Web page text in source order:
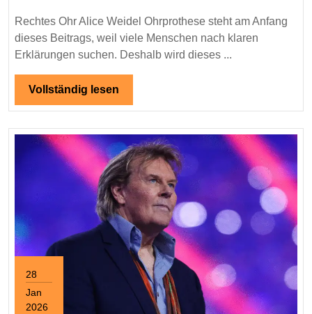
Ohrprothese
–
Gerüchte,
respektvolle
Faktenklärung
Rechtes Ohr Alice Weidel Ohrprothese steht am Anfang
dieses Beitrags, weil viele Menschen nach klaren
Erklärungen suchen. Deshalb wird dieses ...
Vollständig lesen
lesen
28
Jan
2026